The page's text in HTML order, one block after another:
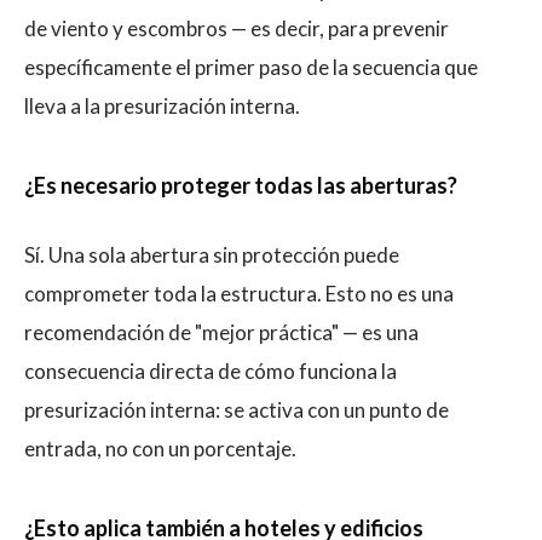
de viento y escombros — es decir, para prevenir
específicamente el primer paso de la secuencia que
lleva a la presurización interna.
¿Es necesario proteger todas las aberturas?
Sí. Una sola abertura sin protección puede
comprometer toda la estructura. Esto no es una
recomendación de "mejor práctica" — es una
consecuencia directa de cómo funciona la
presurización interna: se activa con un punto de
entrada, no con un porcentaje.
¿Esto aplica también a hoteles y edificios